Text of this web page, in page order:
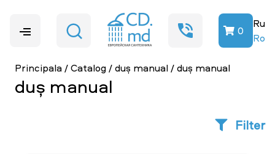
0
Ru
Ro
Principala/Catalog/duș manual/duș manual
duș manual
Filter